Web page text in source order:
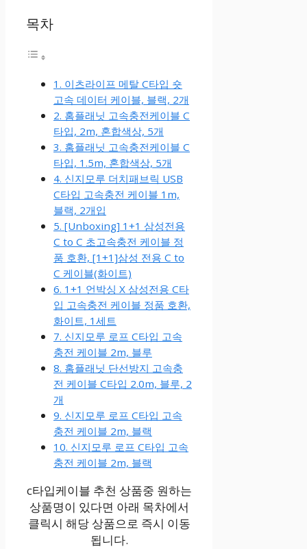
목차
1. 이츠라이프 메탈 C타입 숏
고속 데이터 케이블, 블랙, 2개
2. 홈플래닛 고속충전케이블 C
타입, 2m, 혼합색상, 5개
3. 홈플래닛 고속충전케이블 C
타입, 1.5m, 혼합색상, 5개
4. 신지모루 더치패브릭 USB
C타입 고속충전 케이블 1m,
블랙, 2개입
5. [Unboxing] 1+1 삼성전용
C to C 초고속충전 케이블 정
품 호환, [1+1]삼성 전용 C to
C 케이블(화이트)
6. 1+1 언박싱 X 삼성전용 C타
입 고속충전 케이블 정품 호환,
화이트, 1세트
7. 신지모루 로프 C타입 고속
충전 케이블 2m, 블루
8. 홈플래닛 단선방지 고속충
전 케이블 C타입 2.0m, 블루, 2
개
9. 신지모루 로프 C타입 고속
충전 케이블 2m, 블랙
10. 신지모루 로프 C타입 고속
충전 케이블 2m, 블랙
c타입케이블 추천 상품중 원하는
상품명이 있다면 아래 목차에서
클릭시 해당 상품으로 즉시 이동
됩니다.